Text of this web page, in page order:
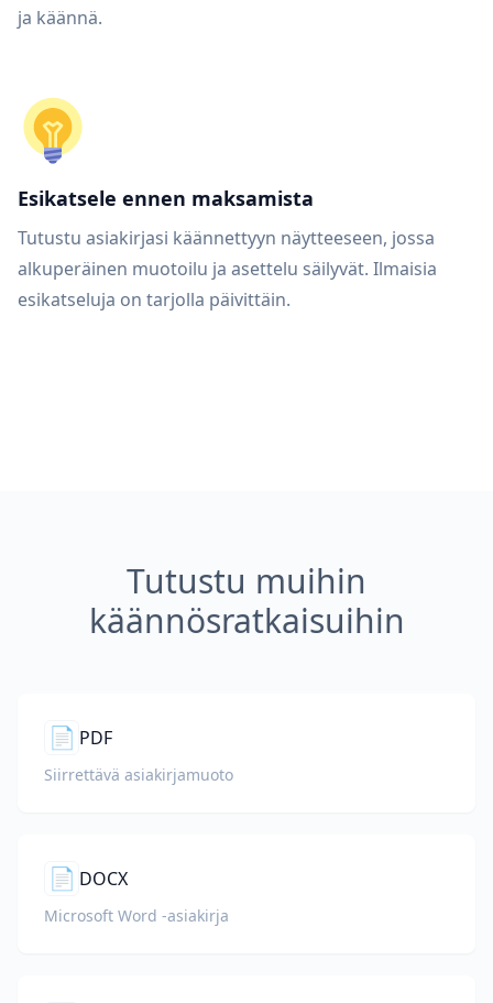
ja käännä.
Esikatsele ennen maksamista
Tutustu asiakirjasi käännettyyn näytteeseen, jossa
alkuperäinen muotoilu ja asettelu säilyvät. Ilmaisia
esikatseluja on tarjolla päivittäin.
Tutustu muihin
käännösratkaisuihin
📄 PDF
Siirrettävä asiakirjamuoto
📄 DOCX
Microsoft Word -asiakirja